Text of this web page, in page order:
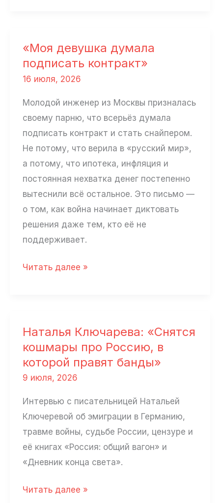
«Моя девушка думала
подписать контракт»
16 июля, 2026
Молодой инженер из Москвы призналась
своему парню, что всерьёз думала
подписать контракт и стать снайпером.
Не потому, что верила в «русский мир»,
а потому, что ипотека, инфляция и
постоянная нехватка денег постепенно
вытеснили всё остальное. Это письмо —
о том, как война начинает диктовать
решения даже тем, кто её не
поддерживает.
«Моя
контракт»
Читать далее »
Наталья Ключарева: «Снятся
кошмары про Россию, в
которой правят банды»
9 июля, 2026
Интервью с писательницей Натальей
Ключеревой об эмиграции в Германию,
травме войны, судьбе России, цензуре и
её книгах «Россия: общий вагон» и
«Дневник конца света».
Наталья
Читать далее »